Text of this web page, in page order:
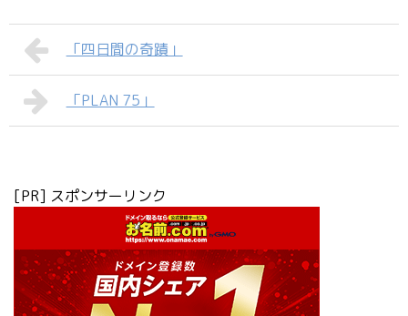
「四日間の奇蹟」
「PLAN 75」
[PR] スポンサーリンク